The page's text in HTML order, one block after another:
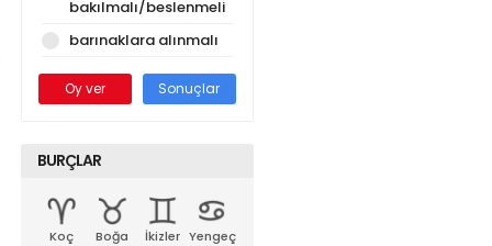
bakılmalı/beslenmeli
barınaklara alınmalı
Oy ver Sonuçlar
BURÇLAR
Koç Boğa İkizler Yengeç